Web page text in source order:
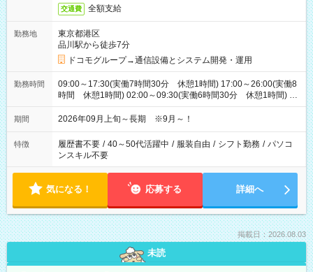
交通費 全額支給
勤務地
東京都港区
品川駅から徒歩7分
ドコモグループ→通信設備とシステム開発・運用
勤務時間
09:00～17:30(実働7時間30分 休憩1時間) 17:00～26:00(実働8
時間 休憩1時間) 02:00～09:30(実働6時間30分 休憩1時間) ※
日勤は就業時間1/夜勤は就業時間2.3を連続で行って頂きます
期間 2026年09月上旬～長期 ※9月～！
特徴 履歴書不要 / 40～50代活躍中 / 服装自由 / シフト勤務 / パソコ
ンスキル不要
気になる！ 応募する 詳細へ
掲載日：2026.08.03
未読